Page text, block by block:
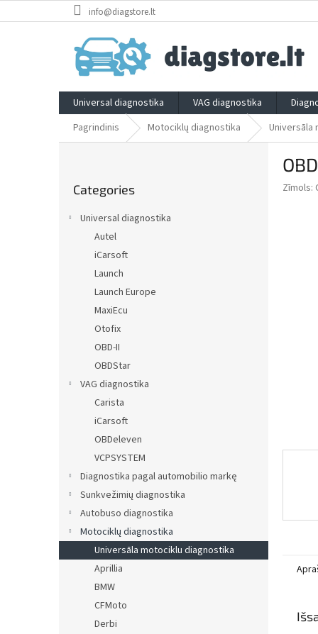
to
info@diagstore.lt
Universal diagnostika VAG diagnostika
Pagrindinis
Motociklų diagnostika Universāla
categories
Categories
Universal diagnostika
Autel
iCarsoft
Launch
Launch Europe
MaxiEcu
Otofix
OBD-II
OBDStar
VAG diagnostika
Carista
iCarsoft
OBDeleven
VCPSYSTEM
Diagnostika pagal automobilio markę
Sunkvežimių diagnostika
Autobuso diagnostika
Motociklų diagnostika
Universāla motociklu diagnostika
Aprillia
BMW
CFMoto
Derbi
Zīmols: